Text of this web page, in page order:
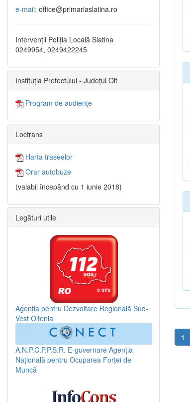
1
e-mail: office@primariaslatina.ro
Intervenții Poliția Locală Slatina
0249954, 0249422245
Instituția Prefectului - Județul Olt
Program de audiențe
Loctrans
Harta traseelor
Orar autobuze
(valabil începând cu 1 iunie 2018)
Legături utile
Agenția pentru Dezvoltare Regională Sud-
Vest Oltenia
A.N.P.C.P.P.S.R. E-guvernare Agenția
Națională pentru Ocuparea Forței de
Muncă